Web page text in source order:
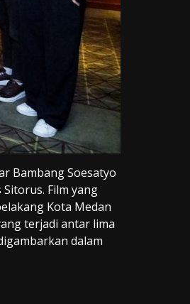
Bambang Soesatyo
Film yang
Kota Medan
terjadi antar lima
dalam